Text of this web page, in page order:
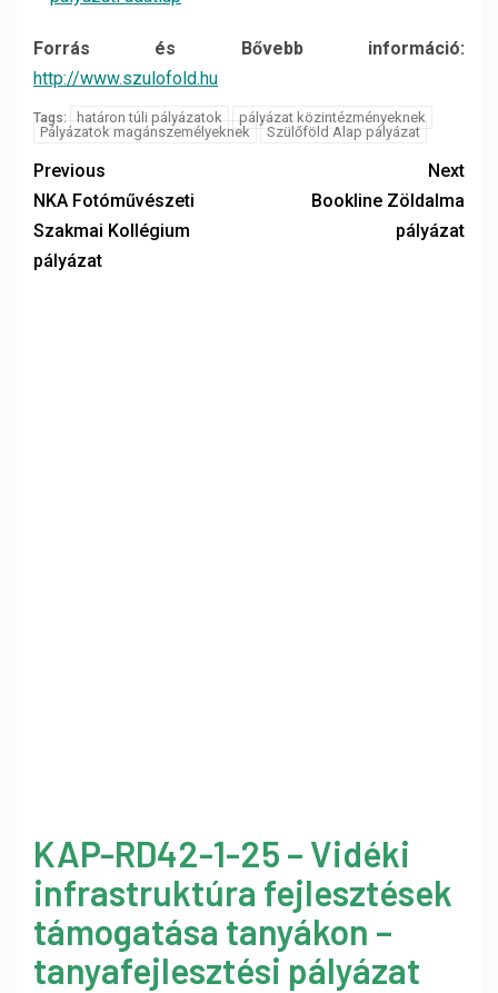
Forrás és Bővebb információ:
http://www.szulofold.hu
Tags: határon túli pályázatok
pályázat közintézményeknek
Pályázatok magánszemélyeknek
Szülőföld Alap pályázat
Previous
NKA Fotóművészeti
Szakmai Kollégium
pályázat
Next
Bookline Zöldalma
pályázat
KAP-RD42-1-25 – Vidéki
infrastruktúra fejlesztések
támogatása tanyákon –
tanyafejlesztési pályázat